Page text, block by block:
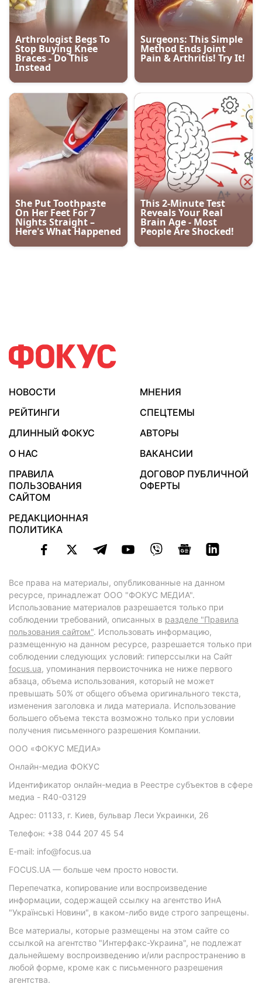
НОВОСТИ
МНЕНИЯ
РЕЙТИНГИ
СПЕЦТЕМЫ
ДЛИННЫЙ ФОКУС
АВТОРЫ
О НАС
ВАКАНСИИ
ПРАВИЛА
ПОЛЬЗОВАНИЯ
САЙТОМ
ДОГОВОР ПУБЛИЧНОЙ
ОФЕРТЫ
РЕДАКЦИОННАЯ
ПОЛИТИКА
Все права на материалы, опубликованные на данном
ресурсе, принадлежат ООО "ФОКУС МЕДИА".
Использование материалов разрешается только при
соблюдении требований, описанных в разделе "Правила
пользования сайтом". Использовать информацию,
размещенную на данном ресурсе, разрешается только при
соблюдении следующих условий: гиперссылки на Сайт
focus.ua, упоминания первоисточника не ниже первого
абзаца, объема использования, который не может
превышать 50% от общего объема оригинального текста,
изменения заголовка и лида материала. Использование
большего объема текста возможно только при условии
получения письменного разрешения Компании.
ООО «ФОКУС МЕДИА»
Онлайн-медиа ФОКУС
Идентификатор онлайн-медиа в Реестре субъектов в сфере
медиа - R40-03129
Адрес: 01133, г. Киев, бульвар Леси Украинки, 26
Телефон: +38 044 207 45 54
E-mail: info@focus.ua
FOCUS.UA — больше чем просто новости.
Перепечатка, копирование или воспроизведение
информации, содержащей ссылку на агентство ИнА
"Українські Новини", в каком-либо виде строго запрещены.
Все материалы, которые размещены на этом сайте со
ссылкой на агентство "Интерфакс-Украина", не подлежат
дальнейшему воспроизведению и/или распространению в
любой форме, кроме как с письменного разрешения
агентства.